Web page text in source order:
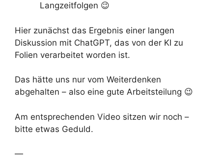
Langzeitfolgen 😉
Hier zunächst das Ergebnis einer langen
Diskussion mit ChatGPT, das von der KI zu
Folien verarbeitet worden ist.
Das hätte uns nur vom Weiterdenken
abgehalten – also eine gute Arbeitsteilung 😉
Am entsprechenden Video sitzen wir noch –
bitte etwas Geduld.
—